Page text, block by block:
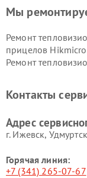
Мы
Ремонт
прицелов Hikmicro
Ремонт
Контакты
Адрес
г. Ижевск,
Горячая линия:
+7 (341) 265-07-67